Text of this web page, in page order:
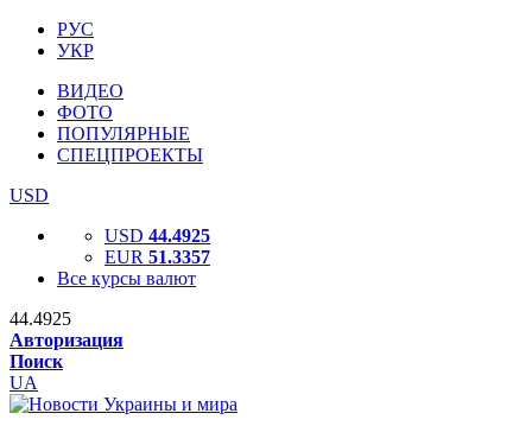
РУС
УКР
ВИДЕО
ФОТО
ПОПУЛЯРНЫЕ
СПЕЦПРОЕКТЫ
USD
USD 44.4925
EUR 51.3357
Все курсы валют
44.4925
Авторизация
Поиск
UA